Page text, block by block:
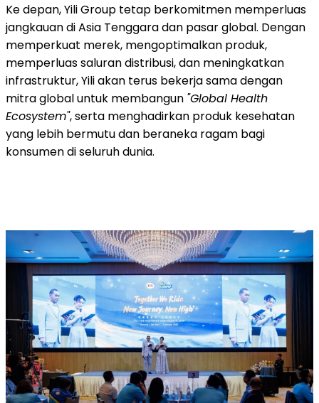
Ke depan, Yili Group tetap berkomitmen memperluas
jangkauan di Asia Tenggara dan pasar global. Dengan
memperkuat merek, mengoptimalkan produk,
memperluas saluran distribusi, dan meningkatkan
infrastruktur, Yili akan terus bekerja sama dengan
mitra global untuk membangun "Global Health
Ecosystem", serta menghadirkan produk kesehatan
yang lebih bermutu dan beraneka ragam bagi
konsumen di seluruh dunia.